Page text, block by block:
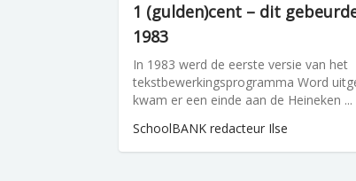
1 (gulden)cent – dit
1983
In 1983 werd de eerste versie van het
tekstbewerkingsprogramma Word
kwam er een einde aan de Heineken ...
SchoolBANK redacteur Ilse